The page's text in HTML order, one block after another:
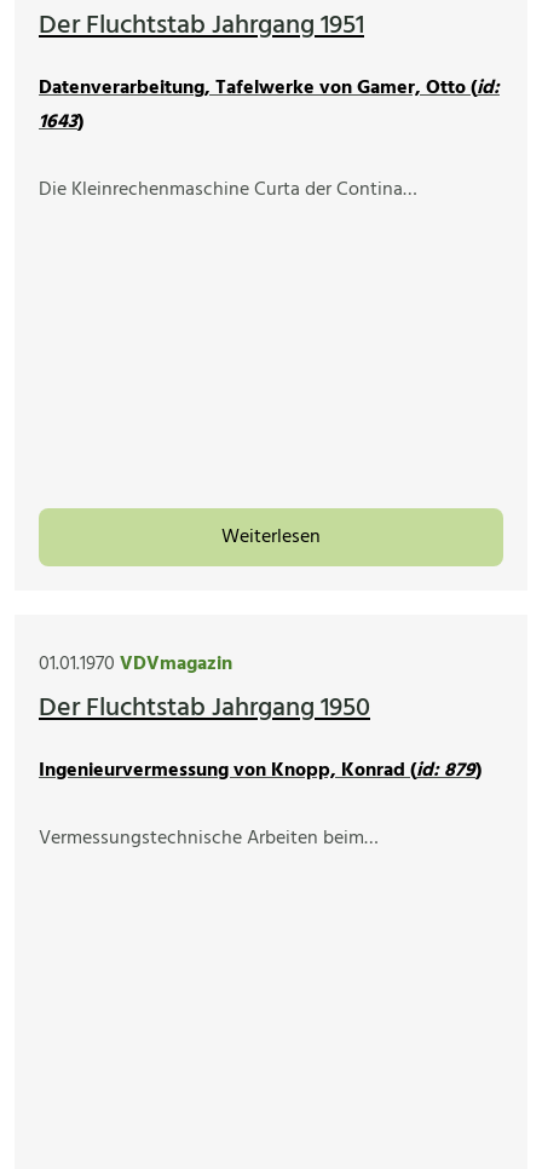
Der Fluchtstab Jahrgang 1951
Datenverarbeitung, Tafelwerke von Gamer, Otto (id:
1643)
Die Kleinrechenmaschine Curta der Contina…
Weiterlesen
01.01.1970VDVmagazin
Der Fluchtstab Jahrgang 1950
Ingenieurvermessung von Knopp, Konrad (id: 879)
Vermessungstechnische Arbeiten beim…